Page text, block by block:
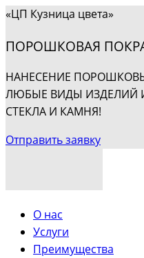
«ЦП Кузница цвета»
ПОРОШКОВАЯ
НАНЕСЕНИЕ
ЛЮБЫЕ ВИДЫ ИЗДЕЛИЙ
СТЕКЛА И КАМНЯ!
Отправить заявку
О нас
Услуги
Преимущества